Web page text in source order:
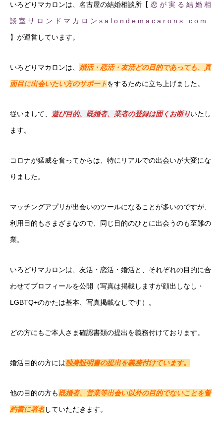
いろどりマカロンは、名古屋の結婚相談所【 恋 が 実 る 結 婚 相
談 室 サ ロ ン ド マ カ ロ ン s a l o n d e m a c a r o n s . c o m
】が運営しています。
いろどりマカロンは、 婚活・恋活・友活どの目的であっても、真
面目に出会いたい方のサポートをするために立ち上げました。
従いまして、 遊び目的、既婚者、業者の登録は固くお断りいたし
ます。
コロナが猛威を奮ってからは、特にリアルでの出会いが大変にな
りました。
マッチングアプリが出会いのツールになることが多いのですが、
利用目的もさまざまなので、同じ目的のひとに出会うのも至難の
業。
いろどりマカロンは、友活・恋活・婚活と、それぞれの目的に合
わせてプロフィールを公開（写真は掲載しますが顔出しなし・
LGBTQ+のかたは基本、写真掲載なしです）。
どの方にもご本人さま確認書類の提出を義務付けております。
婚活目的の方には独身証明書の提出を義務付けています。
他の目的の方も既婚者、営業等出会い以外の目的でないことを誓
約書に署名していただきます。